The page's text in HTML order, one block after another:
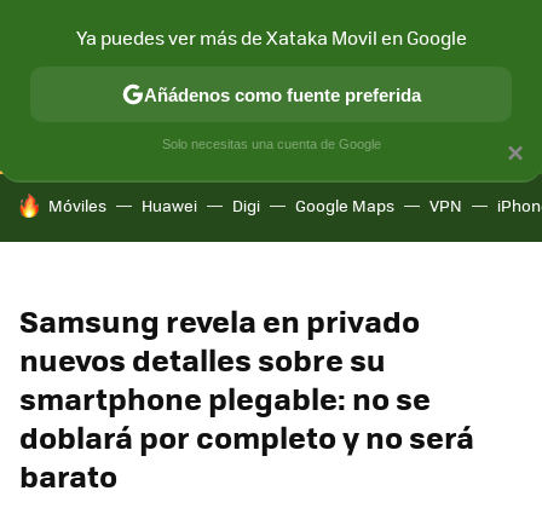
CONECTIVIDAD MÓVIL Y SOCIEDAD APLICACIONES
HOY SE HABLA DE
Móviles Huawei Digi Google Maps VPN
Samsung revela en privado
nuevos detalles sobre su
smartphone plegable: no se
doblará por completo y no será
barato
×
Ya puedes ver más de Xataka Movil en Google
Añádenos como fuente preferida
Solo necesitas una cuenta de Google